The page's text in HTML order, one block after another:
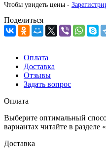
Чтобы увидеть цены -
Поделиться
Оплата
Доставка
Отзывы
Задать вопрос
Оплата
Выберите оптимальный
вариантах читайте в разделе «
Доставка